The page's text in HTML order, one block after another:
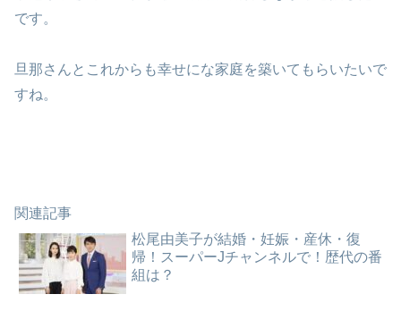
です。
旦那さんとこれからも幸せにな家庭を築いてもらいたいで
すね。
関連記事
松尾由美子が結婚・妊娠・産休・復
帰！スーパーJチャンネルで！歴代の番
組は？